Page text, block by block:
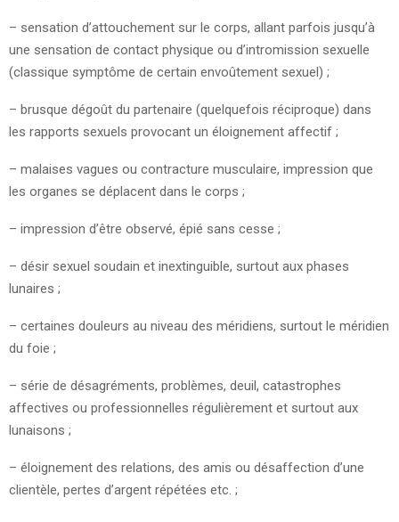
– sensation d’attouchement sur le corps, allant parfois jusqu’à
une sensation de contact physique ou d’intromission sexuelle
(classique symptôme de certain envoûtement sexuel) ;
– brusque dégoût du partenaire (quelquefois réciproque) dans
les rapports sexuels provocant un éloignement affectif ;
– malaises vagues ou contracture musculaire, impression que
les organes se déplacent dans le corps ;
– impression d’être observé, épié sans cesse ;
– désir sexuel soudain et inextinguible, surtout aux phases
lunaires ;
– certaines douleurs au niveau des méridiens, surtout le méridien
du foie ;
– série de désagréments, problèmes, deuil, catastrophes
affectives ou professionnelles régulièrement et surtout aux
lunaisons ;
– éloignement des relations, des amis ou désaffection d’une
clientèle, pertes d’argent répétées etc. ;